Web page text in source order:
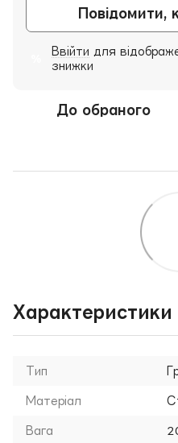
Повідомити,
Ввійти для
знижки
До обраного
Характеристики
Тип
Матеріал
Вага